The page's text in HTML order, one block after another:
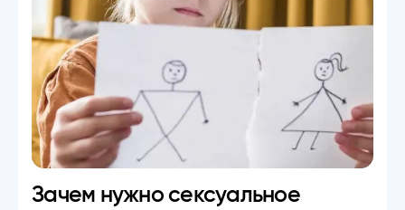
Зачем нужно сексуальное